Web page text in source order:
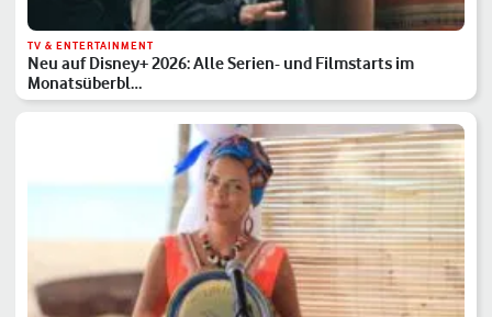
TV & ENTERTAINMENT
Neu auf Disney+ 2026: Alle Serien- und Filmstarts im
Monatsüberbl…